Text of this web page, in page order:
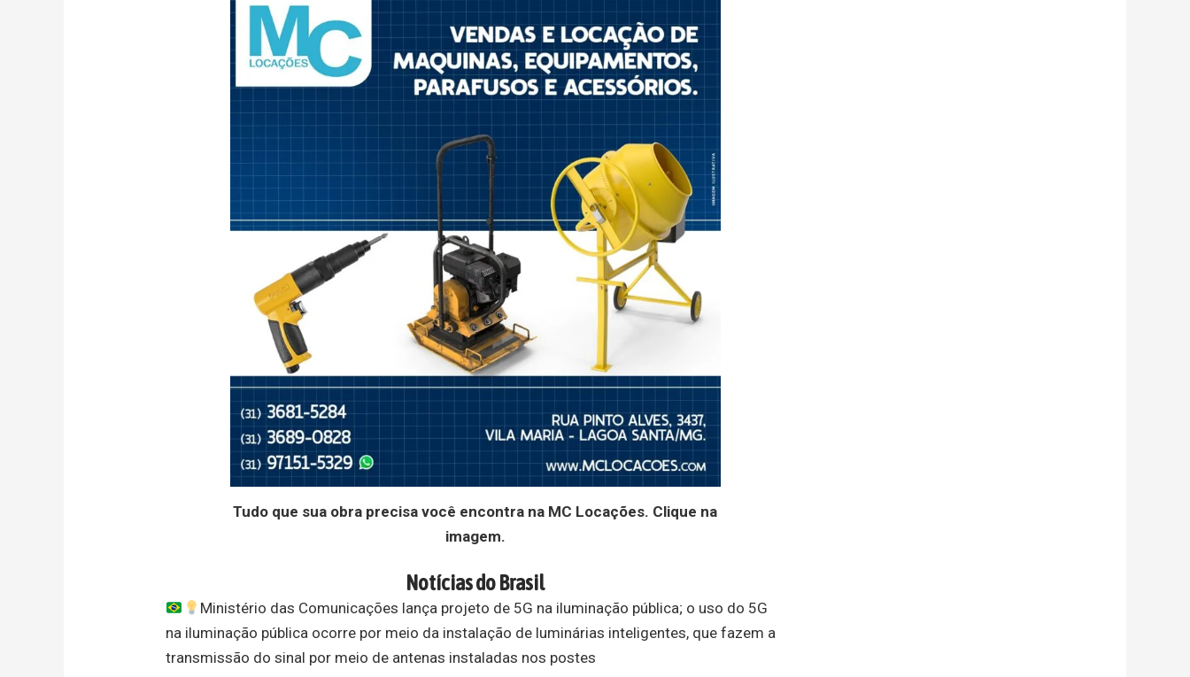
Tudo que sua obra precisa você encontra na MC Locações. Clique na
imagem.
Notícias do Brasil
Ministério das Comunicações lança projeto de 5G na iluminação pública; o uso do 5G
na iluminação pública ocorre por meio da instalação de luminárias inteligentes, que fazem a
transmissão do sinal por meio de antenas instaladas nos postes